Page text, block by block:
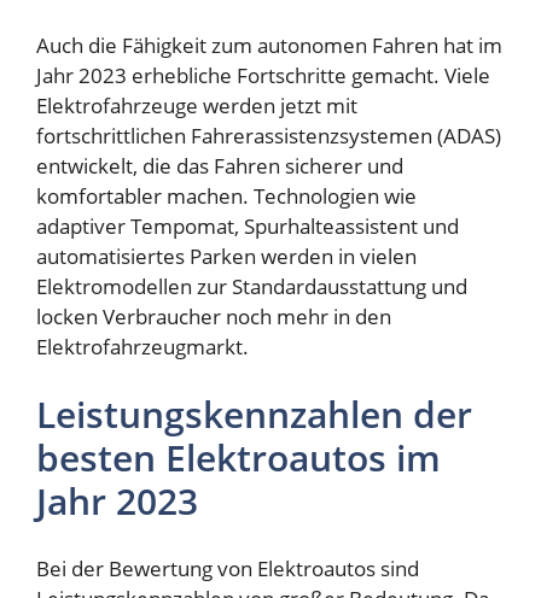
Auch die Fähigkeit zum autonomen Fahren hat im
Jahr 2023 erhebliche Fortschritte gemacht. Viele
Elektrofahrzeuge werden jetzt mit
fortschrittlichen Fahrerassistenzsystemen (ADAS)
entwickelt, die das Fahren sicherer und
komfortabler machen. Technologien wie
adaptiver Tempomat, Spurhalteassistent und
automatisiertes Parken werden in vielen
Elektromodellen zur Standardausstattung und
locken Verbraucher noch mehr in den
Elektrofahrzeugmarkt.
Leistungskennzahlen der
besten Elektroautos im
Jahr 2023
Bei der Bewertung von Elektroautos sind